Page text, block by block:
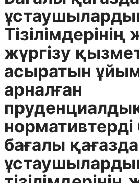
Тізілімдерінің
жүргізу
асыратын
арналған
нормативтерді
бағалы